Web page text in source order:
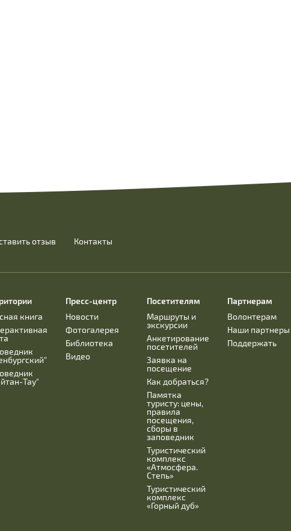
отзыв
Контакты
книга
Тау"
Пресс-центр
Новости
Фотогалерея
Библиотека
Видео
Посетителям
Маршруты и
экскурсии
Анкетирование
посетителей
Заявка на
посещение
Как добраться?
Памятка
туристу: цены,
правила
посещения,
сборы в
заповедник
Туристический
комплекс
«Атмосфера.
Степь»
Туристический
комплекс
«Горный дуб»
Партнерам
Волонтерам
Наши партнеры
Поддержать